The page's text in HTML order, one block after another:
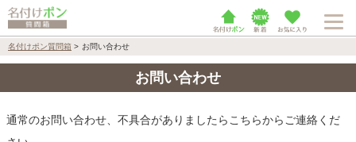
名付けポン質問箱 > お問い合わせ
お問い合わせ
通常のお問い合わせ、不具合がありましたらこちらからご連絡くだ